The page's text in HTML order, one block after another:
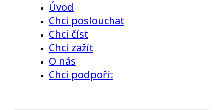
Úvod
Chci poslouchat
Chci číst
Chci zažít
O nás
Chci podpořit